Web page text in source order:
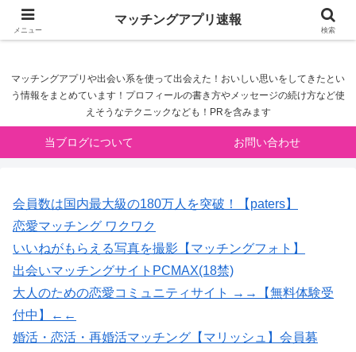
マッチングアプリ速報
マッチングアプリや出会い系を使って出会えた！おいしい思いをしてきたとい
う情報をまとめています！プロフィールの書き方やメッセージの続け方など使
えそうなテクニックなども！PRを含みます
当ブログについて お問い合わせ
会員数は国内最大級の180万人を突破！【paters】
恋愛マッチング ワクワク
いいねがもらえる写真を撮影【マッチングフォト】
出会いマッチングサイトPCMAX(18禁)
大人のための恋愛コミュニティサイト →→【無料体験受
付中】←←
婚活・恋活・再婚活マッチング【マリッシュ】会員募
メニュー
マッチングアプリ速報
検索